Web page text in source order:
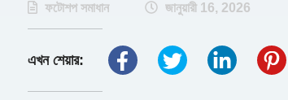
ফটোশপ সমাধান জানুয়ারী 16, 2026
এখন শেয়ার: